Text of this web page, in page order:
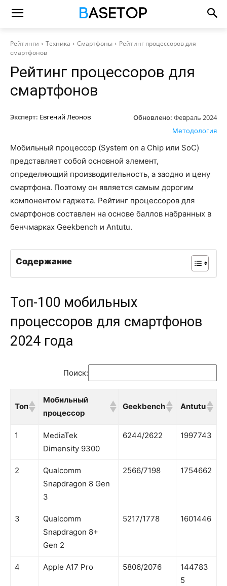
Рейтинги Техника Смартфоны
Рейтинг процессоров для
смартфонов
Рейтинг процессоров для
смартфонов
Эксперт: Евгений Леонов Обновлено: Февраль 2024
Методология
Мобильный процессор (System on a Chip или SoC)
представляет собой основной элемент,
определяющий производительность, а заодно и цену
смартфона. Поэтому он является самым дорогим
компонентом гаджета. Рейтинг процессоров для
смартфонов составлен на основе баллов набранных в
бенчмарках Geekbench и Antutu.
Содержание
Топ-100 мобильных
процессоров для смартфонов
2024 года
Поиск:
Топ
Мобильный
процессор
Geekbench Antutu
Топ
Мобильный
процессор
Geekbench Antutu
1
MediaTek
Dimensity 9300
6244/2622 1997743
2
Qualcomm
Snapdragon 8 Gen
3
2566/7198 1754662
3
Qualcomm
Snapdragon 8+
Gen 2
5217/1778 1601446
4 Apple A17 Pro 5806/2076
144783
5